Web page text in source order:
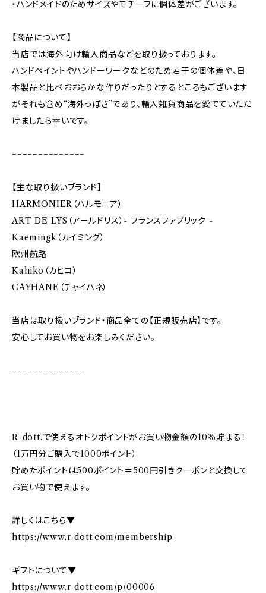
・ハンドメイドのためサイズやモチーフに個体差がございます。
【商品について】
当店では海外向け輸入商品などを取り扱っております。
ハンドペイントやハンドーワークなどのため若干の個体差や、日
本製品と比べおおらかな作りだったりとするところもございます
がそれも含め“海外っぽさ”であり、輸入雑貨商品を愛でていただ
けましたら幸いです。
−−−−−−−−−−−−−−
【主な取り扱いブランド】
HARMONIER（ハルモニア）
ART DE LYS（アールドリス）- フランスファブリック -
Kaemingk（カイミング）
欧州航路
Kahiko（カヒコ）
CAYHANE（チャイハネ）
当店は取り扱いブランド・商品全ての【正規販売店】です。
安心してお買い物をお楽しみください。
−−−−−−−−−−−−−−
R-dott.で使えるオトクポイントがお買い物金額の10％貯まる！
（1万円分ご購入で1000ポイント）
貯めたポイントは500ポイント＝500円引きクーポンと交換して
お買い物で使えます。
詳しくはこちら▼
https://www.r-dott.com/membership
ギフトについて▼
https://www.r-dott.com/p/00006